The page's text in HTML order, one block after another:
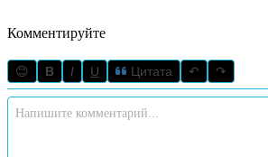
Комментируйте
😊 B I U Цитата ↶ ↷